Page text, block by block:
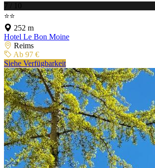
7 / 10
⭐⭐
252 m
Hotel Le Bon Moine
Reims
Ab 97 €
Siehe Verfügbarkeit